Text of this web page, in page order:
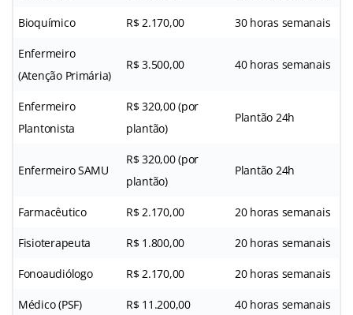
Bioquímico R$ 2.170,00 30 horas semanais
Enfermeiro
(Atenção Primária)
R$ 3.500,00 40 horas semanais
Enfermeiro
Plantonista
R$ 320,00 (por
plantão)
Plantão 24h
Enfermeiro SAMU
R$ 320,00 (por
plantão)
Plantão 24h
Farmacêutico R$ 2.170,00 20 horas semanais
Fisioterapeuta R$ 1.800,00 20 horas semanais
Fonoaudiólogo R$ 2.170,00 20 horas semanais
Médico (PSF) R$ 11.200,00 40 horas semanais